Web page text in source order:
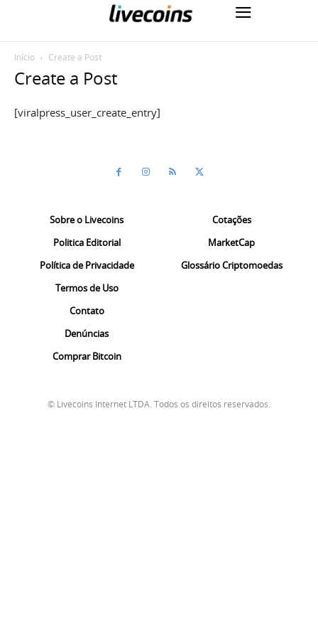
Início Create a Post
Create a Post
[viralpress_user_create_entry]
Sobre o Livecoins
Politica Editorial
Política de Privacidade
Termos de Uso
Contato
Denúncias
Comprar Bitcoin
Cotações
MarketCap
Glossário Criptomoedas
© Livecoins Internet LTDA. Todos os direitos reservados.